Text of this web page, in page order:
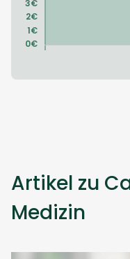
Artikel zu
Medizin